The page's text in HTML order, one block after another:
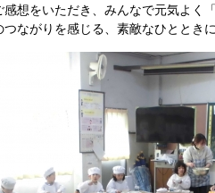
感想をいただき、みんなで元気よく
つながりを感じる、素敵なひととき